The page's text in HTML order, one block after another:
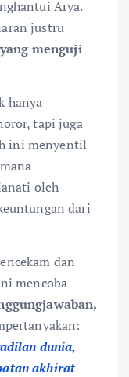
Arya.
justru
menguji
hanya
tapi juga
ini menyentil
oleh
dari
dan
mencoba
dunia,
akhirat